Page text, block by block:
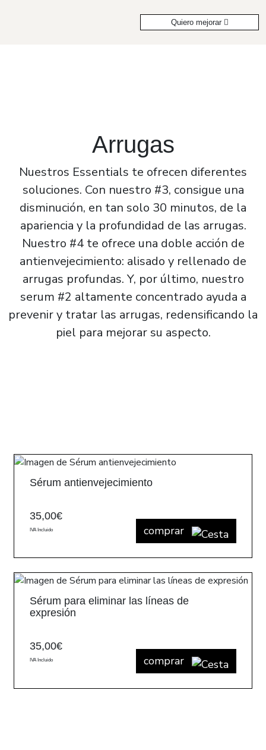
Quiero mejorar
Arrugas
Nuestros Essentials te ofrecen diferentes
soluciones. Con nuestro #3, consigue una
disminución, en tan solo 30 minutos, de la
apariencia y la profundidad de las arrugas.
Nuestro #4 te ofrece una doble acción de
antienvejecimiento: alisado y rellenado de
arrugas profundas. Y, por último, nuestro
serum #2 altamente concentrado ayuda a
prevenir y tratar las arrugas, redensificando la
piel para mejorar su aspecto.
Sérum antienvejecimiento
35,00€
IVA Incluido comprar
Sérum para eliminar las líneas de
expresión
35,00€
IVA Incluido comprar